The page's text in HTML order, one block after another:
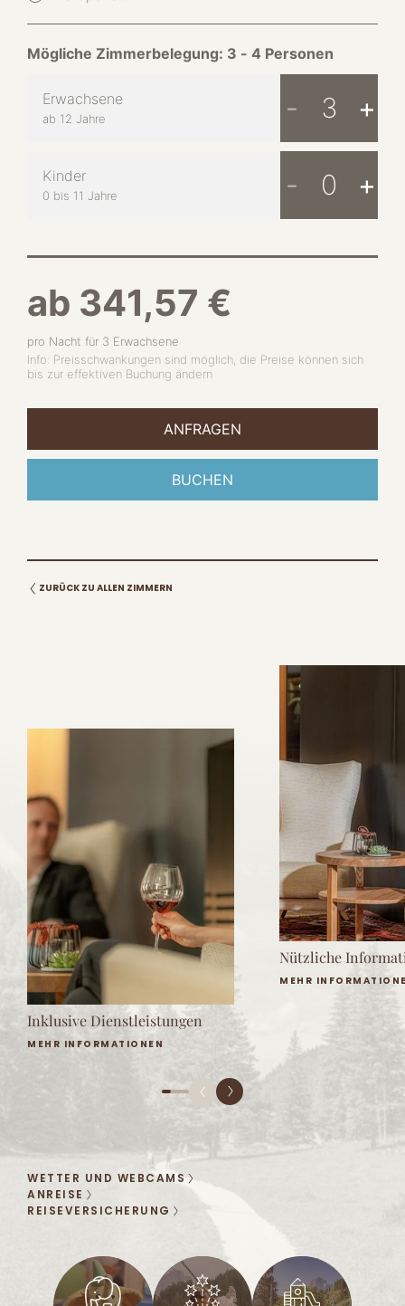
ZURÜCK ZU ALLEN ZIMMERN
Inklusive Dienstleistungen
MEHR INFORMATIONEN
Nützliche
MEHR
WETTER UND WEBCAMS
ANREISE
REISEVERSICHERUNG